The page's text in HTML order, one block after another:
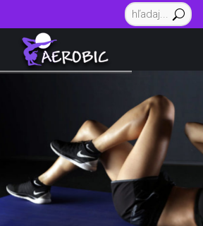
Vyhľadávanie: